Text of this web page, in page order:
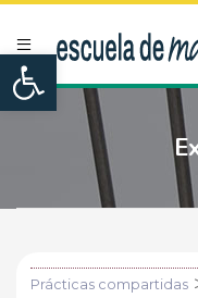
Open toolbar
Prácticas compartidas